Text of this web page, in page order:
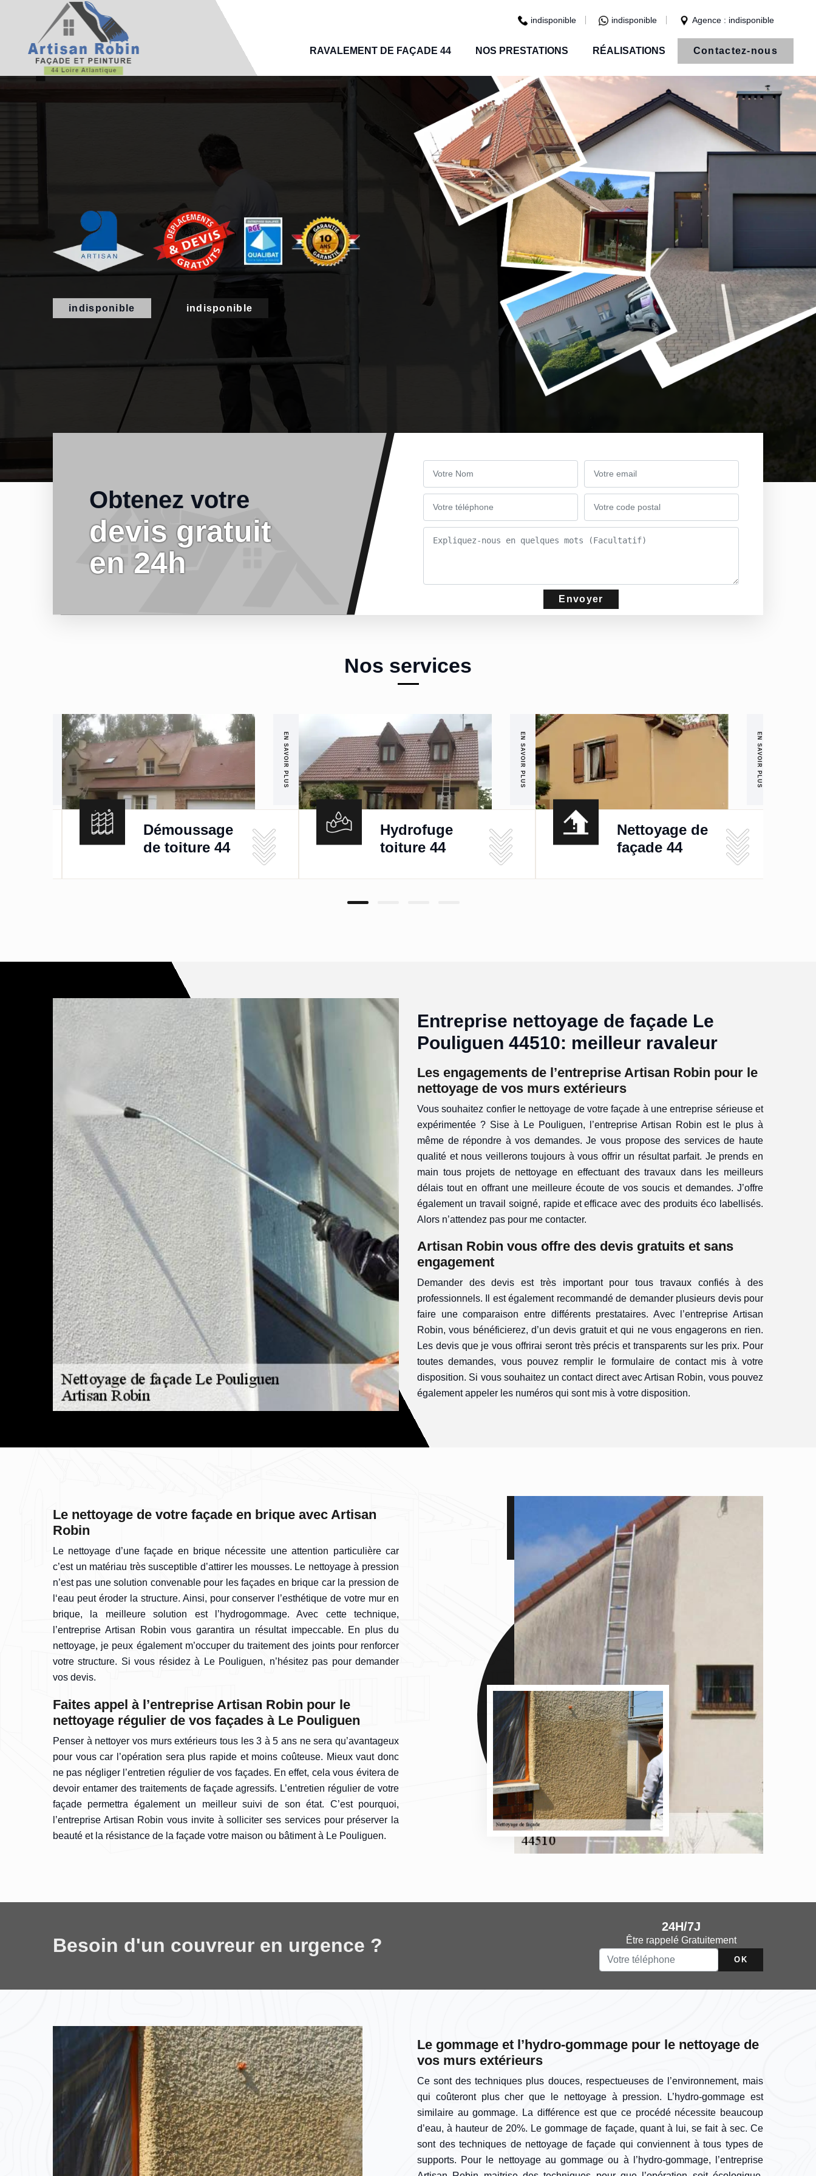
indisponible indisponible Agence : indisponible
RAVALEMENT DE FAÇADE 44 NOS PRESTATIONS RÉALISATIONS Contactez-nous
indisponible indisponible
Obtenez votre
devis gratuit
en 24h
Nos services
EN SAVOIR PLUS
Démoussage
de toiture 44
EN SAVOIR PLUS
Hydrofuge
toiture 44
EN SAVOIR PLUS
Nettoyage de
façade 44
Entreprise nettoyage de façade Le
Pouliguen 44510: meilleur ravaleur
Les engagements de l’entreprise Artisan Robin pour le
nettoyage de vos murs extérieurs
Vous souhaitez confier le nettoyage de votre façade à une entreprise sérieuse et
expérimentée ? Sise à Le Pouliguen, l’entreprise Artisan Robin est le plus à
même de répondre à vos demandes. Je vous propose des services de haute
qualité et nous veillerons toujours à vous offrir un résultat parfait. Je prends en
main tous projets de nettoyage en effectuant des travaux dans les meilleurs
délais tout en offrant une meilleure écoute de vos soucis et demandes. J’offre
également un travail soigné, rapide et efficace avec des produits éco labellisés.
Alors n’attendez pas pour me contacter.
Artisan Robin vous offre des devis gratuits et sans
engagement
Demander des devis est très important pour tous travaux confiés à des
professionnels. Il est également recommandé de demander plusieurs devis pour
faire une comparaison entre différents prestataires. Avec l’entreprise Artisan
Robin, vous bénéficierez, d’un devis gratuit et qui ne vous engagerons en rien.
Les devis que je vous offrirai seront très précis et transparents sur les prix. Pour
toutes demandes, vous pouvez remplir le formulaire de contact mis à votre
disposition. Si vous souhaitez un contact direct avec Artisan Robin, vous pouvez
également appeler les numéros qui sont mis à votre disposition.
Le nettoyage de votre façade en brique avec Artisan
Robin
Le nettoyage d’une façade en brique nécessite une attention particulière car
c’est un matériau très susceptible d’attirer les mousses. Le nettoyage à pression
n’est pas une solution convenable pour les façades en brique car la pression de
l‘eau peut éroder la structure. Ainsi, pour conserver l’esthétique de votre mur en
brique, la meilleure solution est l’hydrogommage. Avec cette technique,
l’entreprise Artisan Robin vous garantira un résultat impeccable. En plus du
nettoyage, je peux également m’occuper du traitement des joints pour renforcer
votre structure. Si vous résidez à Le Pouliguen, n’hésitez pas pour demander
vos devis.
Faites appel à l’entreprise Artisan Robin pour le
nettoyage régulier de vos façades à Le Pouliguen
Penser à nettoyer vos murs extérieurs tous les 3 à 5 ans ne sera qu’avantageux
pour vous car l’opération sera plus rapide et moins coûteuse. Mieux vaut donc
ne pas négliger l’entretien régulier de vos façades. En effet, cela vous évitera de
devoir entamer des traitements de façade agressifs. L’entretien régulier de votre
façade permettra également un meilleur suivi de son état. C’est pourquoi,
l’entreprise Artisan Robin vous invite à solliciter ses services pour préserver la
beauté et la résistance de la façade votre maison ou bâtiment à Le Pouliguen.
Besoin d'un couvreur en urgence ?
24H/7J
Être rappelé Gratuitement
Le gommage et l’hydro-gommage pour le nettoyage de
vos murs extérieurs
Ce sont des techniques plus douces, respectueuses de l’environnement, mais
qui coûteront plus cher que le nettoyage à pression. L’hydro-gommage est
similaire au gommage. La différence est que ce procédé nécessite beaucoup
d’eau, à hauteur de 20%. Le gommage de façade, quant à lui, se fait à sec. Ce
sont des techniques de nettoyage de façade qui conviennent à tous types de
supports. Pour le nettoyage au gommage ou à l’hydro-gommage, l’entreprise